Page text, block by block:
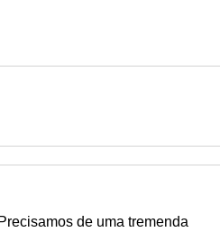
de uma tremenda